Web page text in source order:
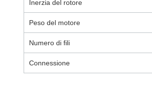
Inerzia del rotore
Peso del motore
Numero di fili
Connessione